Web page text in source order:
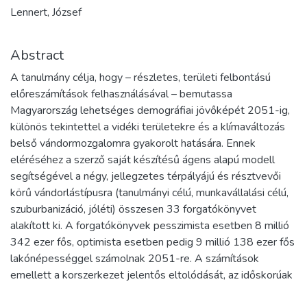
Lennert, József
Abstract
A tanulmány célja, hogy – részletes, területi felbontású
előreszámítások felhasználásával – bemutassa
Magyarország lehetséges demográfiai jövőképét 2051-ig,
különös tekintettel a vidéki területekre és a klímaváltozás
belső vándormozgalomra gyakorolt hatására. Ennek
eléréséhez a szerző saját készítésű ágens alapú modell
segítségével a négy, jellegzetes térpályájú és résztvevői
körű vándorlástípusra (tanulmányi célú, munkavállalási célú,
szuburbanizáció, jóléti) összesen 33 forgatókönyvet
alakított ki. A forgatókönyvek pesszimista esetben 8 millió
342 ezer fős, optimista esetben pedig 9 millió 138 ezer fős
lakónépességgel számolnak 2051-re. A számítások
emellett a korszerkezet jelentős eltolódását, az időskorúak